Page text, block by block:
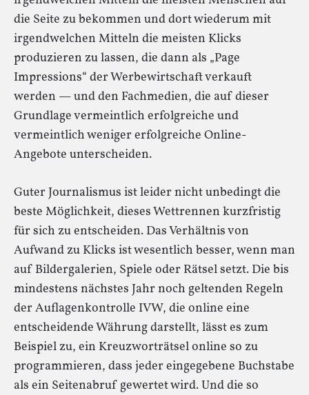
die Seite zu bekommen und dort wiederum mit
irgendwelchen Mitteln die meisten Klicks
produzieren zu lassen, die dann als „Page
Impressions“ der Werbewirtschaft verkauft
werden — und den Fachmedien, die auf dieser
Grundlage vermeintlich erfolgreiche und
vermeintlich weniger erfolgreiche Online-
Angebote unterscheiden.
Guter Journalismus ist leider nicht unbedingt die
beste Möglichkeit, dieses Wettrennen kurzfristig
für sich zu entscheiden. Das Verhältnis von
Aufwand zu Klicks ist wesentlich besser, wenn man
auf Bildergalerien, Spiele oder Rätsel setzt. Die bis
mindestens nächstes Jahr noch geltenden Regeln
der Auflagenkontrolle IVW, die online eine
entscheidende Währung darstellt, lässt es zum
Beispiel zu, ein Kreuzworträtsel online so zu
programmieren, dass jeder eingegebene Buchstabe
als ein Seitenabruf gewertet wird. Und die so